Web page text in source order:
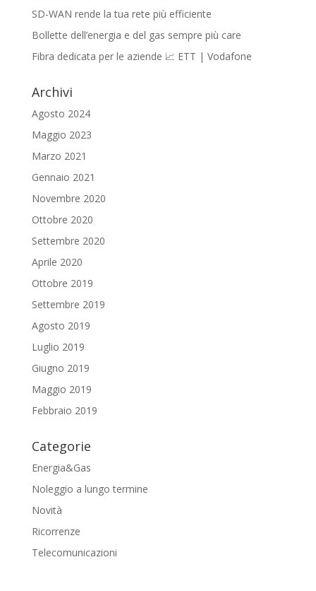
SD-WAN rende la tua rete più efficiente
Bollette dell’energia e del gas sempre più care
Fibra dedicata per le aziende 📈 ETT | Vodafone
Archivi
Agosto 2024
Maggio 2023
Marzo 2021
Gennaio 2021
Novembre 2020
Ottobre 2020
Settembre 2020
Aprile 2020
Ottobre 2019
Settembre 2019
Agosto 2019
Luglio 2019
Giugno 2019
Maggio 2019
Febbraio 2019
Categorie
Energia&Gas
Noleggio a lungo termine
Novità
Ricorrenze
Telecomunicazioni